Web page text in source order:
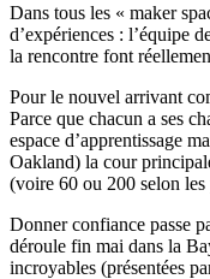
Dans tous les « maker
d’expériences : l’équipe
la rencontre font
Pour le nouvel arrivant
Parce que chacun a ses
espace d’apprentissage
Oakland) la cour
(voire 60 ou 200 selon
Donner confiance passe
déroule fin mai dans la
incroyables (présentées